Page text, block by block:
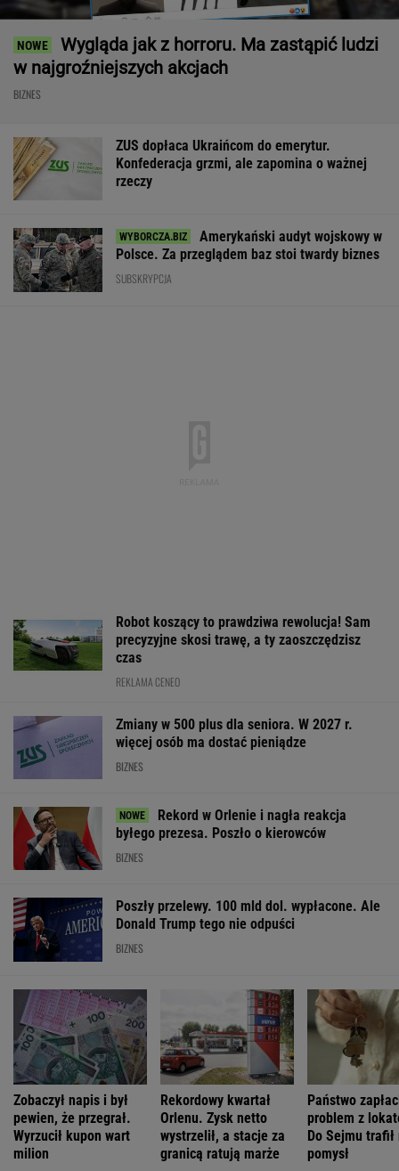
Wygląda jak z horroru. Ma zastąpić ludzi
w najgroźniejszych akcjach
BIZNES
ZUS dopłaca Ukraińcom do emerytur.
Konfederacja grzmi, ale zapomina o ważnej
rzeczy
Amerykański audyt wojskowy w
Polsce. Za przeglądem baz stoi twardy biznes
SUBSKRYPCJA
Robot koszący to prawdziwa rewolucja! Sam
precyzyjne skosi trawę, a ty zaoszczędzisz
czas
REKLAMA CENEO
Zmiany w 500 plus dla seniora. W 2027 r.
więcej osób ma dostać pieniądze
BIZNES
Rekord w Orlenie i nagła reakcja
byłego prezesa. Poszło o kierowców
BIZNES
Poszły przelewy. 100 mld dol. wypłacone. Ale
Donald Trump tego nie odpuści
BIZNES
Zobaczył napis i był
pewien, że przegrał.
Wyrzucił kupon wart
milion
Rekordowy kwartał
Orlenu. Zysk netto
wystrzelił, a stacje za
granicą ratują marże
Państwo
problem z
Do Sejmu trafił
pomysł